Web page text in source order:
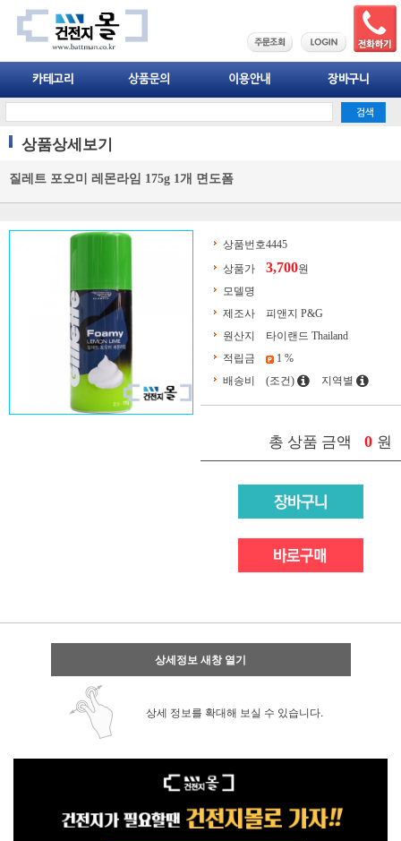
상품상세보기
질레트 포오미 레몬라임 175g 1개 면도폼
상품번호4445
상품가
3,700원
모델명
제조사
피앤지 P&G
원산지
타이랜드 Thailand
적립금
1 %
배송비
(조건) 지역별
총 상품 금액 0 원
상세정보 새창 열기
상세 정보를 확대해 보실 수 있습니다.